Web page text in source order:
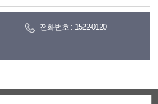
전화번호 : 1522-0120